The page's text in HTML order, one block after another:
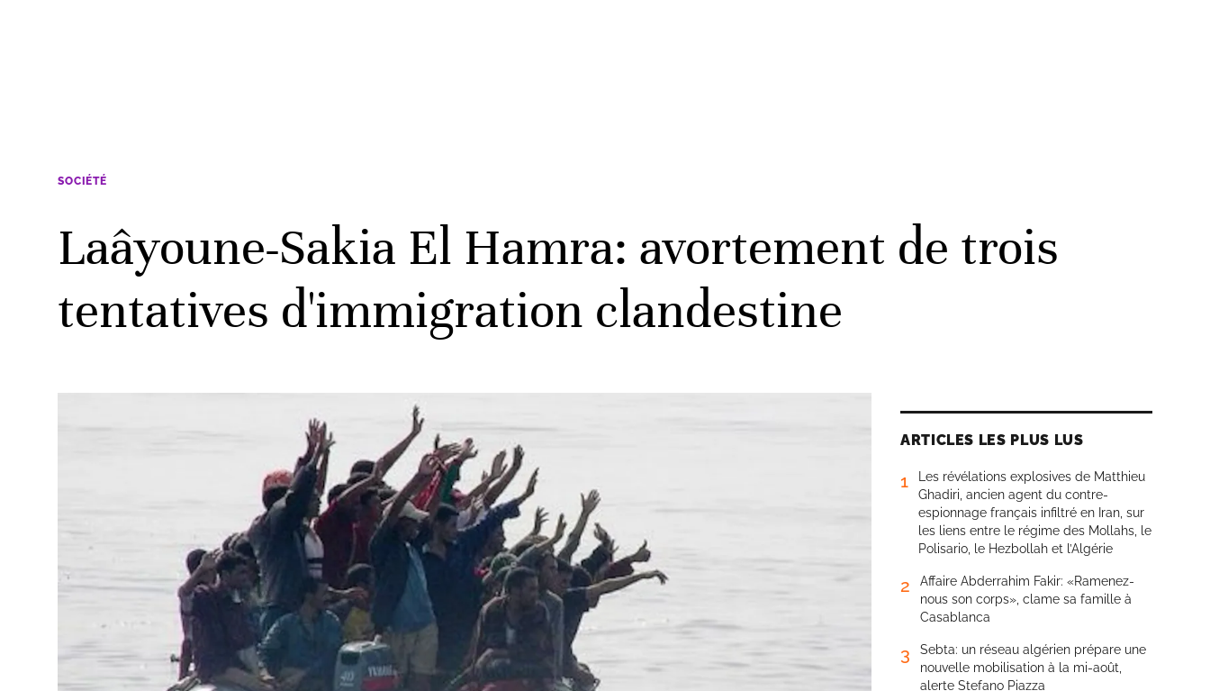
SOCIÉTÉ
Laâyoune-Sakia El Hamra: avortement de trois
tentatives d'immigration clandestine
ARTICLES LES PLUS LUS
1
Les révélations explosives de Matthieu
Ghadiri, ancien agent du contre-
espionnage français infiltré en Iran, sur
les liens entre le régime des Mollahs, le
Polisario, le Hezbollah et l’Algérie
2
Affaire Abderrahim Fakir: «Ramenez-
nous son corps», clame sa famille à
Casablanca
3
Sebta: un réseau algérien prépare une
nouvelle mobilisation à la mi-août,
alerte Stefano Piazza